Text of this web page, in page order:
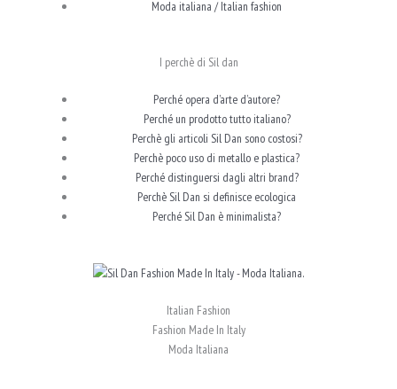
Moda italiana / Italian fashion
I perchè di Sil dan
Perché opera d’arte d’autore?
Perché un prodotto tutto italiano?
Perchè gli articoli Sil Dan sono costosi?
Perchè poco uso di metallo e plastica?
Perché distinguersi dagli altri brand?
Perchè Sil Dan si definisce ecologica
Perché Sil Dan è minimalista?
Italian Fashion
Fashion Made In Italy
Moda Italiana